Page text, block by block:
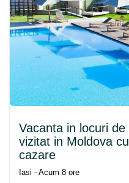
Vacanta in locuri de
vizitat in Moldova cu
cazare
Iasi - Acum 8 ore